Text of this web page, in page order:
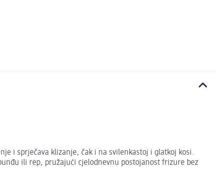
i sprječava klizanje, čak i na svilenkastoj i glatkoj kosi.
ili rep, pružajući cjelodnevnu postojanost frizure bez